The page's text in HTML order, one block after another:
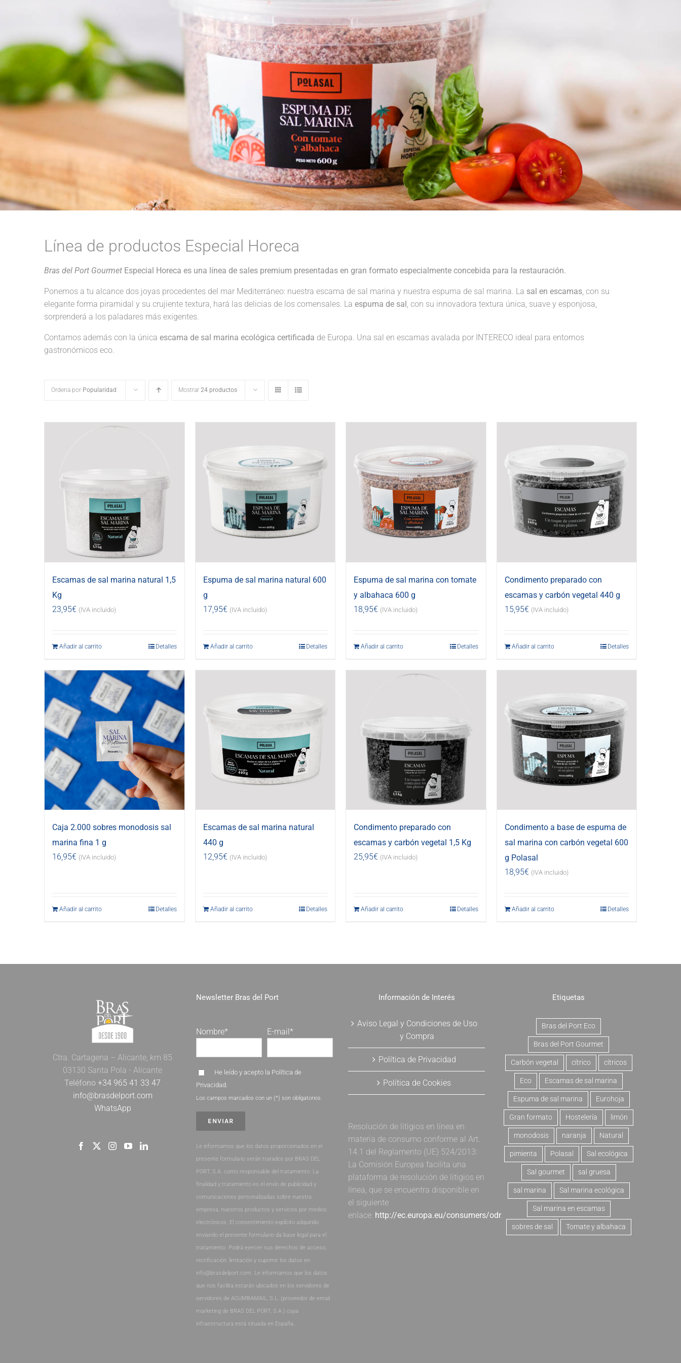
Línea de productos Especial Horeca
Bras del Port Gourmet Especial Horeca es una línea de sales premium presentadas en gran formato especialmente concebida para la restauración.
Ponemos a tu alcance dos joyas procedentes del mar Mediterráneo: nuestra escama de sal marina y nuestra espuma de sal marina. La sal en escamas, con su
elegante forma piramidal y su crujiente textura, hará las delicias de los comensales. La espuma de sal, con su innovadora textura única, suave y esponjosa,
sorprenderá a los paladares más exigentes.
Contamos además con la única escama de sal marina ecológica certificada de Europa. Una sal en escamas avalada por INTERECO ideal para entornos
gastronómicos eco.
Ordena por Popularidad Mostrar 24 productos
Escamas de sal marina natural 1,5
Kg
23,95€ (IVA incluido)
Añadir al carrito Detalles
Espuma de sal marina natural 600
g
17,95€ (IVA incluido)
Añadir al carrito Detalles
Espuma de sal marina con tomate
y albahaca 600 g
18,95€ (IVA incluido)
Añadir al carrito Detalles
Condimento preparado con
escamas y carbón vegetal 440 g
15,95€ (IVA incluido)
Añadir al carrito Detalles
Caja 2.000 sobres monodosis sal
marina fina 1 g
16,95€ (IVA incluido)
Añadir al carrito Detalles
Escamas de sal marina natural
440 g
12,95€ (IVA incluido)
Añadir al carrito Detalles
Condimento preparado con
escamas y carbón vegetal 1,5 Kg
25,95€ (IVA incluido)
Añadir al carrito Detalles
Condimento a base de espuma de
sal marina con carbón vegetal 600
g Polasal
18,95€ (IVA incluido)
Añadir al carrito Detalles
Ctra. Cartagena – Alicante, km 85
03130 Santa Pola - Alicante
Teléfono +34 965 41 33 47
info@brasdelport.com
WhatsApp
Newsletter Bras del Port
Nombre* E-mail*
He leído y acepto la Política de
Privacidad.
Los campos marcados con un (*) son obligatorios.
Le informamos que los datos proporcionados en el
presente formulario serán tratados por BRAS DEL
PORT, S.A. como responsable del tratamiento. La
finalidad y tratamiento es el envío de publicidad y
comunicaciones personalizadas sobre nuestra
empresa, nuestros productos y servicios por medios
electrónicos. El consentimiento explícito adquirido
enviando el presente formulario da base legal para el
tratamiento. Podrá ejercer sus derechos de acceso,
rectificación, limitación y suprimir los datos en
info@brasdelport.com. Le informamos que los datos
que nos facilita estarán ubicados en los servidores de
servidores de ACUMBAMAIL, S.L. (proveedor de email
marketing de BRAS DEL PORT, S.A.) cuya
infraestructura está situada en España.
Información de Interés
Aviso Legal y Condiciones de Uso
y Compra
Política de Privacidad
Política de Cookies
Resolución de litigios en línea en
materia de consumo conforme al Art.
14.1 del Reglamento (UE) 524/2013:
La Comisión Europea facilita una
plataforma de resolución de litigios en
línea, que se encuentra disponible en
el siguiente
enlace: http://ec.europa.eu/consumers/odr.
Etiquetas
Bras del Port Eco
Bras del Port Gourmet
Carbón vegetal cítrico cítricos
Eco Escamas de sal marina
Espuma de sal marina Eurohoja
Gran formato Hostelería limón
monodosis naranja Natural
pimienta Polasal Sal ecológica
Sal gourmet sal gruesa
sal marina Sal marina ecológica
Sal marina en escamas
sobres de sal Tomate y albahaca